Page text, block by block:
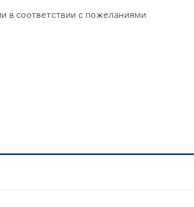
в соответствии с пожеланиями